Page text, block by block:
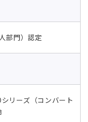
部門）認定
リーズ（コンバート